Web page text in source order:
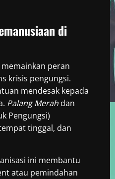
di
peran
krisis pengungsi.
mendesak kepada
Palang Merah dan
Pengungsi)
tinggal, dan
ini membantu
atau pemindahan